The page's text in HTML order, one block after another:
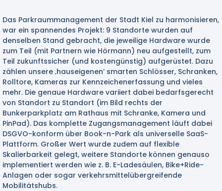
Das Parkraummanagement der Stadt Kiel zu harmonisieren,
war ein spannendes Projekt: 9 Standorte wurden auf
denselben Stand gebracht, die jeweilige Hardware wurde
zum Teil (mit Partnern wie Hörmann) neu aufgestellt, zum
Teil zukunftssicher (und kostengünstig) aufgerüstet. Dazu
zählen unsere ‚hauseigenen‘ smarten Schlösser, Schranken,
Rolltore, Kameras zur Kennzeichenerfassung und vieles
mehr. Die genaue Hardware variiert dabei bedarfsgerecht
von Standort zu Standort (im Bild rechts der
Bunkerparkplatz am Rathaus mit Schranke, Kamera und
PinPad). Das komplette Zugangsmanagement läuft dabei
DSGVO-konform über Book-n-Park als universelle SaaS-
Plattform. Großer Wert wurde zudem auf flexible
Skalierbarkeit gelegt, weitere Standorte können genauso
implementiert werden wie z. B. E-Ladesäulen, Bike+Ride-
Anlagen oder sogar verkehrsmittelübergreifende
Mobilitätshubs.